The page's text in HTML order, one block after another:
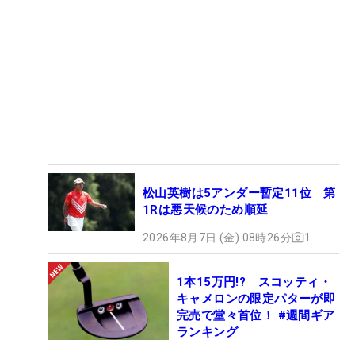
松山英樹は5アンダー暫定11位 第
1Rは悪天候のため順延
2026年8月7日 (金) 08時26分 1
1本15万円!? スコッティ・
キャメロンの限定パターが即
完売で堂々首位！ #週間ギア
ランキング